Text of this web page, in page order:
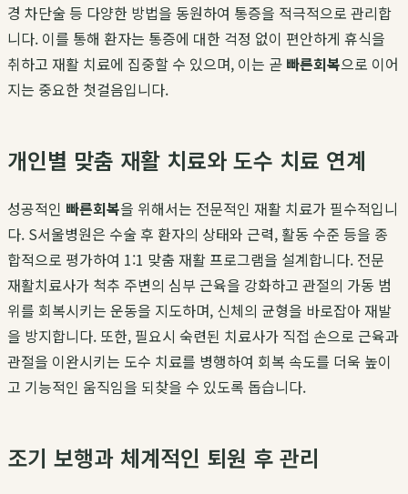
경 차단술 등 다양한 방법을 동원하여 통증을 적극적으로 관리합
니다. 이를 통해 환자는 통증에 대한 걱정 없이 편안하게 휴식을
취하고 재활 치료에 집중할 수 있으며, 이는 곧 빠른회복으로 이어
지는 중요한 첫걸음입니다.
개인별 맞춤 재활 치료와 도수 치료 연계
성공적인 빠른회복을 위해서는 전문적인 재활 치료가 필수적입니
다. S서울병원은 수술 후 환자의 상태와 근력, 활동 수준 등을 종
합적으로 평가하여 1:1 맞춤 재활 프로그램을 설계합니다. 전문
재활치료사가 척추 주변의 심부 근육을 강화하고 관절의 가동 범
위를 회복시키는 운동을 지도하며, 신체의 균형을 바로잡아 재발
을 방지합니다. 또한, 필요시 숙련된 치료사가 직접 손으로 근육과
관절을 이완시키는 도수 치료를 병행하여 회복 속도를 더욱 높이
고 기능적인 움직임을 되찾을 수 있도록 돕습니다.
조기 보행과 체계적인 퇴원 후 관리